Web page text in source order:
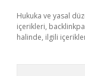
Hukuka ve yasal
içerikleri,
halinde, ilgili